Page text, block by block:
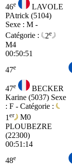
46e
LAVOLE
PAtrick (5104)
Sexe : M -
Catégorie :
2e
M4
00:50:51
47e
47e
BECKER
Karine (5037) Sexe
: F - Catégorie :
1 er
M0
PLOUBEZRE
(22300)
00:51:14
48e